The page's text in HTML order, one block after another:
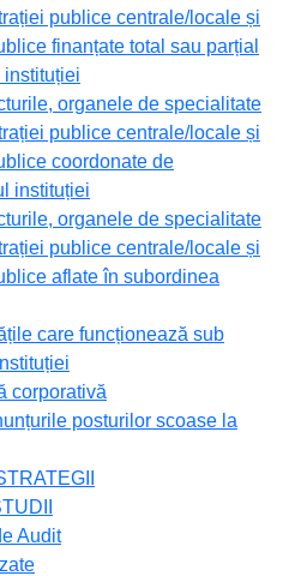
publice centrale/locale și
finanțate total sau parțial
instituției
organele de specialitate
publice centrale/locale și
coordonate de
instituției
organele de specialitate
publice centrale/locale și
aflate în subordinea
care funcționează sub
corporativă
posturilor scoase la
Audit